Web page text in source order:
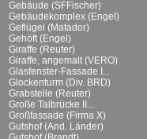
Gebäude (SFFischer)
Gebäudekomplex (Engel)
Geflügel (Matador)
Gehöft (Engel)
Giraffe (Reuter)
Giraffe, angemalt (VERO)
Glasfenster-Fassade I...
Glockenturm (Div. BRD)
Grabstelle (Reuter)
Große Talbrücke II...
Großfassade (Firma X)
Gutshof (And. Länder)